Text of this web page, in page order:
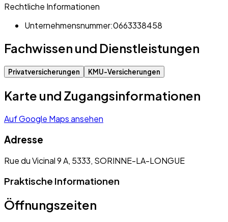
Rechtliche Informationen
Unternehmensnummer:0663338458
Fachwissen und Dienstleistungen
Privatversicherungen KMU-Versicherungen
Karte und Zugangsinformationen
Auf Google Maps ansehen
Adresse
Rue du Vicinal 9 A, 5333, SORINNE-LA-LONGUE
Praktische Informationen
Öffnungszeiten